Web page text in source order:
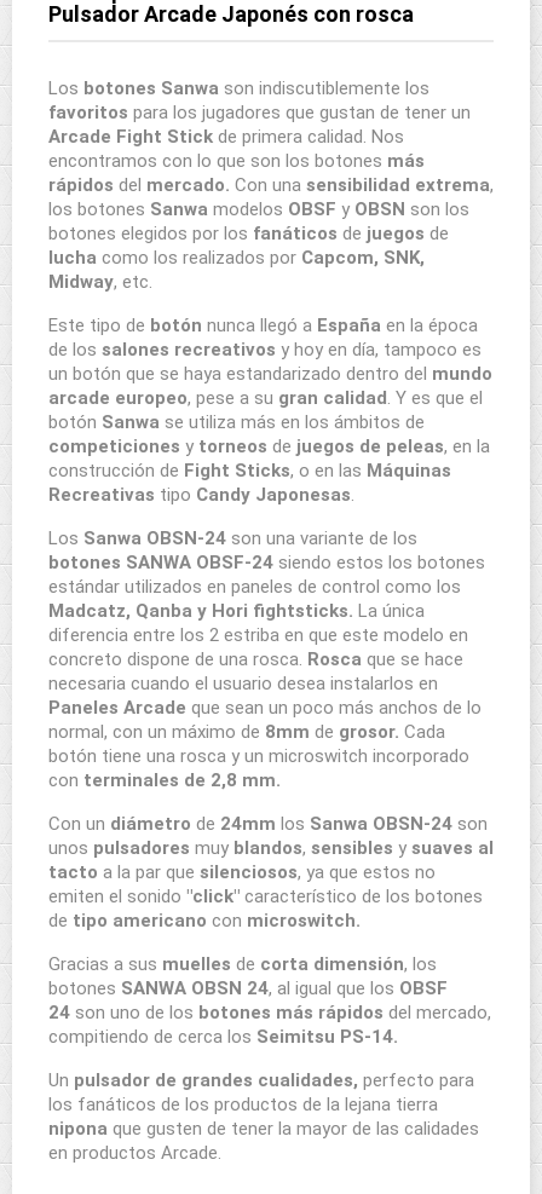
Pulsador Arcade Japonés con rosca
Los botones Sanwa son indiscutiblemente los
favoritos para los jugadores que gustan de tener un
Arcade Fight Stick de primera calidad. Nos
encontramos con lo que son los botones más
rápidos del mercado. Con una sensibilidad extrema,
los botones Sanwa modelos OBSF y OBSN son los
botones elegidos por los fanáticos de juegos de
lucha como los realizados por Capcom, SNK,
Midway, etc.
Este tipo de botón nunca llegó a España en la época
de los salones recreativos y hoy en día, tampoco es
un botón que se haya estandarizado dentro del mundo
arcade europeo, pese a su gran calidad. Y es que el
botón Sanwa se utiliza más en los ámbitos de
competiciones y torneos de juegos de peleas, en la
construcción de Fight Sticks, o en las Máquinas
Recreativas tipo Candy Japonesas.
Los Sanwa OBSN-24 son una variante de los
botones SANWA OBSF-24 siendo estos los botones
estándar utilizados en paneles de control como los
Madcatz, Qanba y Hori fightsticks. La única
diferencia entre los 2 estriba en que este modelo en
concreto dispone de una rosca. Rosca que se hace
necesaria cuando el usuario desea instalarlos en
Paneles Arcade que sean un poco más anchos de lo
normal, con un máximo de 8mm de grosor. Cada
botón tiene una rosca y un microswitch incorporado
con terminales de 2,8 mm.
Con un diámetro de 24mm los Sanwa OBSN-24 son
unos pulsadores muy blandos, sensibles y suaves al
tacto a la par que silenciosos, ya que estos no
emiten el sonido "click" característico de los botones
de tipo americano con microswitch.
Gracias a sus muelles de corta dimensión, los
botones SANWA OBSN 24, al igual que los OBSF
24 son uno de los botones más rápidos del mercado,
compitiendo de cerca los Seimitsu PS-14.
Un pulsador de grandes cualidades, perfecto para
los fanáticos de los productos de la lejana tierra
nipona que gusten de tener la mayor de las calidades
en productos Arcade.